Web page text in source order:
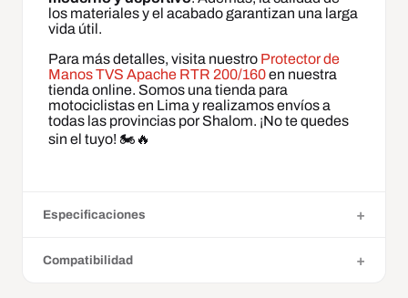
los materiales y el acabado garantizan una larga
vida útil.
Para más detalles, visita nuestro Protector de
Manos TVS Apache RTR 200/160en nuestra
tienda online. Somos una tienda para
motociclistas en Lima y realizamos envíos a
todas las provincias por Shalom. ¡No te quedes
sin el tuyo! 🏍️🔥
Especificaciones
Compatibilidad